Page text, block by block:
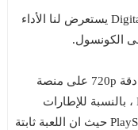
صدر اليوم مقطع جديد على قناة Digital Foundry يستعرض لنا الأداء
، اللعبة تعمل على دقة 720p على منصة
Xbox One و 900p على منصة PlayStation 4 ، بالنسبة للإطارات
فالأداء أفضل بشكل عام على منصة PlayStation 4 حيث ان اللعبة ثابتة